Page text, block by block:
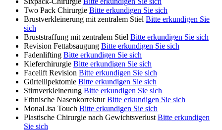
Two Pack Chirurgie Bitte erkundigen Sie sich
Brustverkleinerung mit zentralem Stiel Bitte erkundigen Sie
sich
Bruststraffung mit zentralem Stiel Bitte erkundigen Sie sich
Revision Fettabsaugung Bitte erkundigen Sie sich
Fadenlifting Bitte erkundigen Sie sich
Kieferchirurgie Bitte erkundigen Sie sich
Facelift Revision Bitte erkundigen Sie sich
Gürtellipektomie Bitte erkundigen Sie sich
Stirnverkleinerung Bitte erkundigen Sie sich
Ethnische Nasenkorrektur Bitte erkundigen Sie sich
MonaLisa Touch Bitte erkundigen Sie sich
Plastische Chirurgie nach Gewichtsverlust Bitte erkundigen
Sie sich